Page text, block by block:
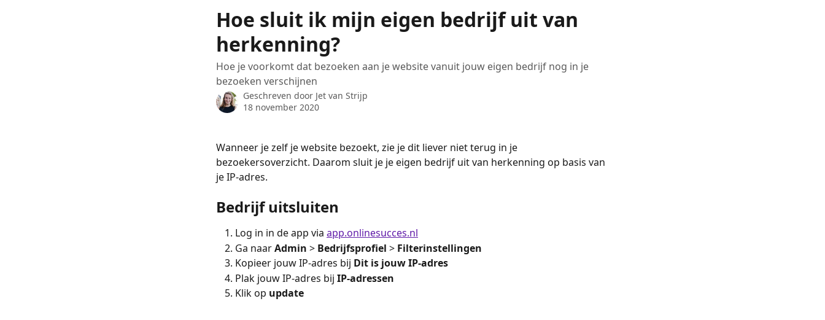
Hoe sluit ik mijn eigen bedrijf uit van
herkenning?
Hoe je voorkomt dat bezoeken aan je website vanuit jouw eigen bedrijf nog in je
bezoeken verschijnen
Geschreven door Jet van Strijp
18 november 2020
Wanneer je zelf je website bezoekt, zie je dit liever niet terug in je
bezoekersoverzicht. Daarom sluit je je eigen bedrijf uit van herkenning op basis van
je IP-adres.
Bedrijf uitsluiten
Log in in de app via app.onlinesucces.nl
Ga naar Admin > Bedrijfsprofiel > Filterinstellingen
Kopieer jouw IP-adres bij Dit is jouw IP-adres
Plak jouw IP-adres bij IP-adressen
Klik op update